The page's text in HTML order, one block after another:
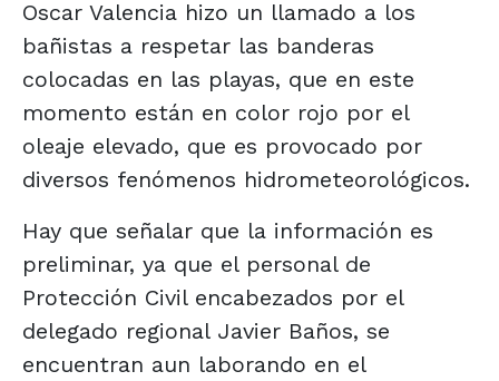
Oscar Valencia hizo un llamado a los
bañistas a respetar las banderas
colocadas en las playas, que en este
momento están en color rojo por el
oleaje elevado, que es provocado por
diversos fenómenos hidrometeorológicos.
Hay que señalar que la información es
preliminar, ya que el personal de
Protección Civil encabezados por el
delegado regional Javier Baños, se
encuentran aun laborando en el